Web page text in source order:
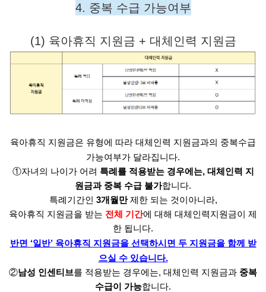
4. 중복 수급 가능여부
(1) 육아휴직 지원금 + 대체인력 지원금
육아휴직 지원금은 유형에 따라 대체인력 지원금과의 중복수급
가능여부가 달라집니다.
①자녀의 나이가 어려 특례를 적용받는 경우에는, 대체인력 지
원금과 중복 수급 불가합니다.
특례기간인 3개월만제한 되는 것이아니라,
육아휴직 지원금을 받는 전체 기간에 대해 대체인력지원금이 제
한 됩니다.
반면 ‘일반’ 육아휴직 지원금을 선택하시면 두 지원금을 함께 받
으실 수 있습니다.
②남성 인센티브를 적용받는 경우에는, 대체인력 지원금과 중복
수급이 가능합니다.